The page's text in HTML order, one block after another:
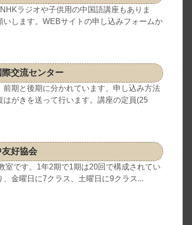
ラジオや子供用の中国語講座もありま
します。WEBサイトの申し込みフォームか
交流センター
期と後期に分かれています。申し込み方法
がきを送って行います。講座の定員(25
好協会
室です。1年2期で1期は20回で構成されてい
金曜日に7クラス、土曜日に9クラス...